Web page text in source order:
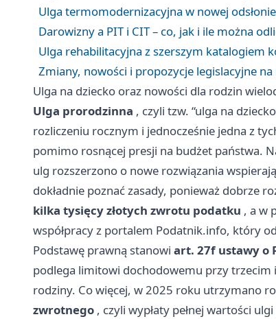
Ulga termomodernizacyjna w nowej
Darowizny a PIT i CIT – co, jak i ile można
Ulga rehabilitacyjna z szerszym katalogiem
Zmiany, nowości i propozycje legislacyjne
Ulga na dziecko oraz nowości dla rodzin
Ulga prorodzinna , czyli tzw. “ulga na
rozliczeniu rocznym i jednocześnie jedna z
pomimo rosnącej presji na budżet państwa.
ulg rozszerzono o nowe rozwiązania
dokładnie poznać zasady, ponieważ dobrze
kilka tysięcy złotych zwrotu podatku , a w
współpracy z portalem Podatnik.info, który
Podstawę prawną stanowi art. 27f ustawy o
podlega limitowi dochodowemu przy trzecim
rodziny. Co więcej, w 2025 roku utrzymano
zwrotnego , czyli wypłaty pełnej wartości